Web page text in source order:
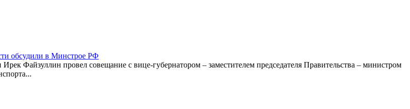
обсудили в Минстрое РФ
Файзуллин провел совещание с вице-губернатором – заместителем председателя Правительства – министром